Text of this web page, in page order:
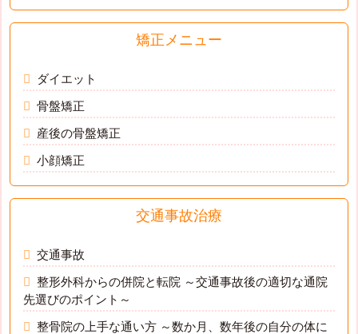
矯正メニュー
ダイエット
骨盤矯正
産後の骨盤矯正
小顔矯正
交通事故治療
交通事故
整形外科からの併院と転院 ～交通事故後の適切な通院
先選びのポイント～
整骨院の上手な通い方 ～数か月、数年後の自分の体に